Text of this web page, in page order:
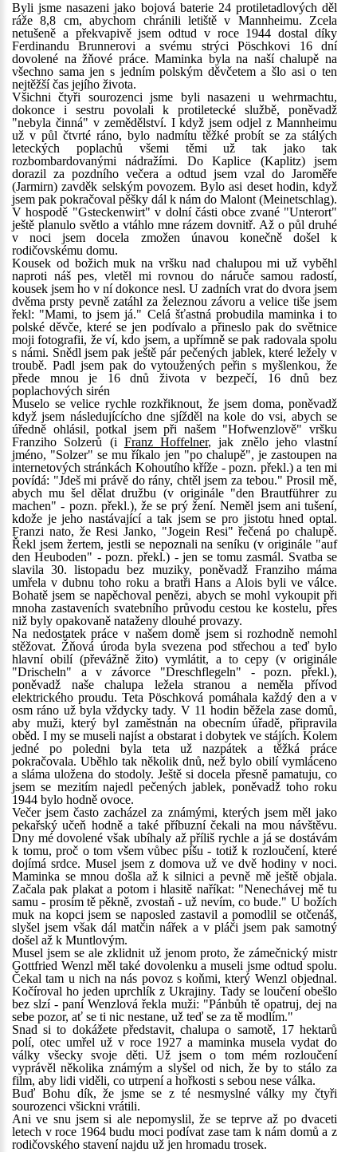
Byli jsme nasazeni jako bojová baterie 24 protiletadlových děl
ráže 8,8 cm, abychom chránili letiště v Mannheimu. Zcela
netušeně a překvapivě jsem odtud v roce 1944 dostal díky
Ferdinandu Brunnerovi a svému strýci Pöschkovi 16 dní
dovolené na žňové práce. Maminka byla na naší chalupě na
všechno sama jen s jedním polským děvčetem a šlo asi o ten
nejtěžší čas jejího života.
Všichni čtyři sourozenci jsme byli nasazeni u wehrmachtu,
dokonce i sestru povolali k protiletecké službě, poněvadž
"nebyla činná" v zemědělství. I když jsem odjel z Mannheimu
už v půl čtvrté ráno, bylo nadmítu těžké probít se za stálých
leteckých poplachů všemi těmi už tak jako tak
rozbombardovanými nádražími. Do Kaplice (Kaplitz) jsem
dorazil za pozdního večera a odtud jsem vzal do Jaroměře
(Jarmirn) zavděk selským povozem. Bylo asi deset hodin, když
jsem pak pokračoval pěšky dál k nám do Malont (Meinetschlag).
V hospodě "Gsteckenwirt" v dolní části obce zvané "Unterort"
ještě planulo světlo a vtáhlo mne rázem dovnitř. Až o půl druhé
v noci jsem docela zmožen únavou konečně došel k
rodičovskému domu.
Kousek od božich muk na vršku nad chalupou mi už vyběhl
naproti náš pes, vletěl mi rovnou do náruče samou radostí,
kousek jsem ho v ní dokonce nesl. U zadních vrat do dvora jsem
dvěma prsty pevně zatáhl za železnou závoru a velice tiše jsem
řekl: "Mami, to jsem já." Celá šťastná probudila maminka i to
polské děvče, které se jen podívalo a přineslo pak do světnice
moji fotografii, že ví, kdo jsem, a upřímně se pak radovala spolu
s námi. Snědl jsem pak ještě pár pečených jablek, které ležely v
troubě. Padl jsem pak do vytoužených peřin s myšlenkou, že
přede mnou je 16 dnů života v bezpečí, 16 dnů bez
poplachových sirén
Muselo se velice rychle rozkřiknout, že jsem doma, poněvadž
když jsem následujícícho dne sjížděl na kole do vsi, abych se
úředně ohlásil, potkal jsem při našem "Hofwenzlově" vršku
Franziho Solzerů (i Franz Hoffelner, jak znělo jeho vlastní
jméno, "Solzer" se mu říkalo jen "po chalupě", je zastoupen na
internetových stránkách Kohoutího kříže - pozn. překl.) a ten mi
povídá: "Jdeš mi právě do rány, chtěl jsem za tebou." Prosil mě,
abych mu šel dělat družbu (v originále "den Brautführer zu
machen" - pozn. překl.), že se prý žení. Neměl jsem ani tušení,
kdože je jeho nastávající a tak jsem se pro jistotu hned optal.
Franzi nato, že Resi Janko, "Jogein Resi" řečená po chalupě.
Řekl jsem žertem, jestli se nepoznali na seníku (v originále "auf
den Heuboden" - pozn. překl.) - jen se tomu zasmál. Svatba se
slavila 30. listopadu bez muziky, poněvadž Franziho máma
umřela v dubnu toho roku a bratři Hans a Alois byli ve válce.
Bohatě jsem se napěchoval penězi, abych se mohl vykoupit při
mnoha zastaveních svatebního průvodu cestou ke kostelu, přes
niž byly opakovaně nataženy dlouhé provazy.
Na nedostatek práce v našem domě jsem si rozhodně nemohl
stěžovat. Žňová úroda byla svezena pod střechou a teď bylo
hlavní obilí (převážně žito) vymlátit, a to cepy (v originále
"Drischeln" a v závorce "Dreschflegeln" - pozn. překl.),
poněvadž naše chalupa ležela stranou a neměla přívod
elektrického proudu. Teta Pöschková pomáhala každý den a v
osm ráno už byla vždycky tady. V 11 hodin běžela zase domů,
aby muži, který byl zaměstnán na obecním úřadě, připravila
oběd. I my se museli najíst a obstarat i dobytek ve stájích. Kolem
jedné po poledni byla teta už nazpátek a těžká práce
pokračovala. Uběhlo tak několik dnů, než bylo obilí vymláceno
a sláma uložena do stodoly. Ještě si docela přesně pamatuju, co
jsem se mezitím najedl pečených jablek, poněvadž toho roku
1944 bylo hodně ovoce.
Večer jsem často zacházel za známými, kterých jsem měl jako
pekařský učeň hodně a také příbuzní čekali na mou návštěvu.
Dny mé dovolené však ubíhaly až příliš rychle a já se dostávám
k tomu, proč o tom všem vůbec píšu - totiž k rozloučení, které
dojímá srdce. Musel jsem z domova už ve dvě hodiny v noci.
Maminka se mnou došla až k silnici a pevně mě ještě objala.
Začala pak plakat a potom i hlasitě naříkat: "Nenechávej mě tu
samu - prosím tě pěkně, zvostaň - už nevím, co bude." U božích
muk na kopci jsem se naposled zastavil a pomodlil se otčenáš,
slyšel jsem však dál matčin nářek a v pláči jsem pak samotný
došel až k Muntlovým.
Musel jsem se ale zklidnit už jenom proto, že zámečnický mistr
Gottfried Wenzl měl také dovolenku a museli jsme odtud spolu.
Čekal tam u nich na nás povoz s koňmi, který Wenzl objednal.
Kočíroval ho jeden uprchlík z Ukrajiny. Tady se loučení obešlo
bez slzí - paní Wenzlová řekla muži: "Pánbůh tě opatruj, dej na
sebe pozor, ať se ti nic nestane, už teď se za tě modlím."
Snad si to dokážete představit, chalupa o samotě, 17 hektarů
polí, otec umřel už v roce 1927 a maminka musela vydat do
války všecky svoje děti. Už jsem o tom mém rozloučení
vyprávěl několika známým a slyšel od nich, že by to stálo za
film, aby lidi viděli, co utrpení a hořkosti s sebou nese válka.
Buď Bohu dík, že jsme se z té nesmyslné války my čtyři
sourozenci všickni vrátili.
Ani ve snu jsem si ale nepomyslil, že se teprve až po dvaceti
letech v roce 1964 budu moci podívat zase tam k nám domů a z
rodičovského stavení najdu už jen hromadu trosek.